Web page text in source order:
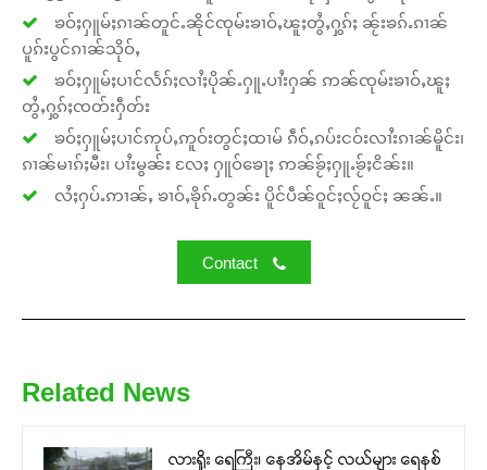
ၶဝ်ႈႁူမ်ႈၵၢၼ်တူင်ႉၼိုင်ၸုမ်းၶၢဝ်ႇၽူႈတွႆႇႁွၵ်ႈ ၼႂ်းၶၵ်ႉၵၢၼ်
ပူၵ်းပွင်ၵၢၼ်သိုဝ်ႇ
ၶဝ်ႈႁူမ်ႈပၢင်လႅၵ်ႈလၢႆႈပိုၼ်ႉႁူႉပၢႆးႁၼ် ဢၼ်ၸုမ်းၶၢဝ်ႇၽူႈ
တွႆႇႁွၵ်ႈၸတ်းႁဵတ်း
ၶဝ်ႈႁူမ်ႈပၢင်ဢုပ်ႇဢူဝ်းတွင်ႈထၢမ် ၵဵဝ်ႇၵပ်းငဝ်းလၢႆးၵၢၼ်မိူင်း၊
ၵၢၼ်မၢၵ်ႈမီး၊ ပၢႆးမွၼ်း လႄႈ ႁူဝ်ၶေႃႈ ဢၼ်ၶႂ်ႈႁူႉၶႂ်ႈငိၼ်း။
လႆႈႁပ်ႉဢၢၼ်ႇ ၶၢဝ်ႇၶိုၵ်ႉတွၼ်း ပိူင်ပဵၼ်ဝူင်ႈလႂ်ဝူင်ႈ ၼၼ်ႉ။
Contact
Related News
လားရှိုး ရေကြီး၊ နေအိမ်နှင့် လယ်များ ရေနစ်